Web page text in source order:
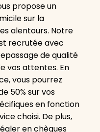
propose un
sur la
alentours. Notre
recrutée avec
de qualité
vos attentes. En
vous pourrez
50% sur vos
en fonction
choisi. De plus,
en chèques